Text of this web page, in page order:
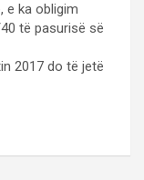
e ka obligim
të pasurisë së
2017 do të jetë